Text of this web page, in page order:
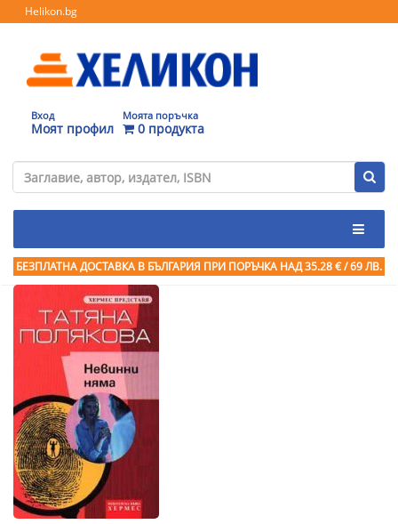
Helikon.bg
Вход
Моят профил
Моята поръчка
0 продукта
БЕЗПЛАТНА ДОСТАВКА В БЪЛГАРИЯ ПРИ ПОРЪЧКА НАД 35.28 € / 69 ЛВ.